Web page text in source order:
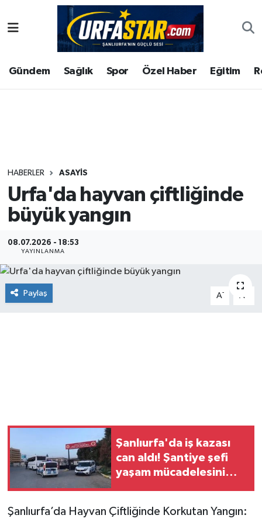
Gündem Sağlık Spor Özel Haber Eğitim
HABERLER ASAYİS
Urfa'da hayvan çiftliğinde
büyük yangın
08.07.2026 - 18:53
YAYINLANMA
Paylaş A- A
Şanlıurfa'da iş kazası
can aldı! Şantiye şefi
yaşam mücadelesini
Şanlıurfa’da Hayvan Çiftliğinde Korkutan Yangın:
ASAYİS
ÇEVRE
Gündem
Kültür
Magazin
Şanlıurfa Nöbetçi Eczaneler
Şanlıurfa Hava Durumu
Tüm Manşetler
Son Dakika Haberleri
Haber Arşivi